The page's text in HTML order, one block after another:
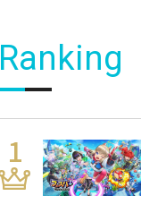
Ranking